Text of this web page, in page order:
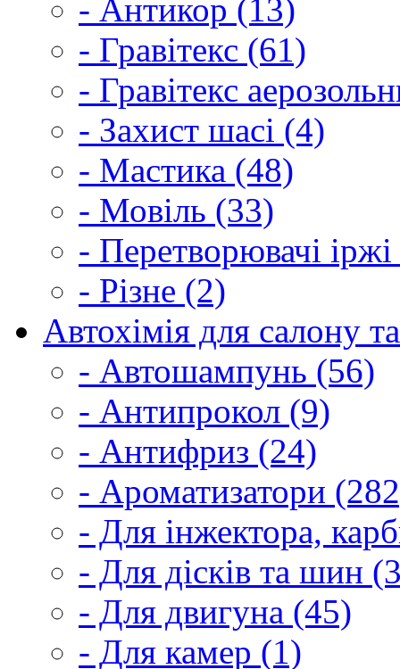
- Антикор (13)
- Гравітекс (61)
- Гравітекс
- Захист шасі (4)
- Мастика (48)
- Мовіль (33)
- Перетворювачі
- Різне (2)
Автохімія для салону
- Автошампунь (56)
- Антипрокол (9)
- Антифриз (24)
- Ароматизатори
- Для інжектора,
- Для дісків та шин
- Для двигуна (45)
- Для камер (1)